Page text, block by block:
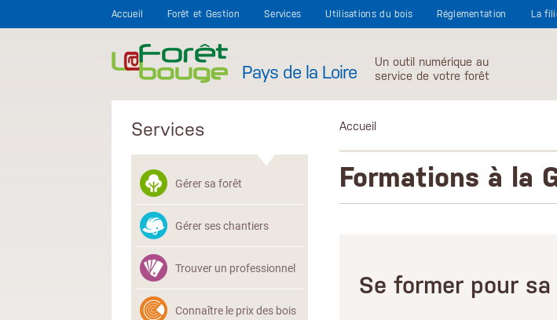
Accueil
Forêt et Gestion Services Utilisations du bois Réglementation La
Pays de la Loire
Un outil numérique au
service de votre forêt
Services
Gérer sa forêt
Gérer ses chantiers
Trouver un professionnel
Connaître le prix des bois
Accueil
Formations à la
Se former pour